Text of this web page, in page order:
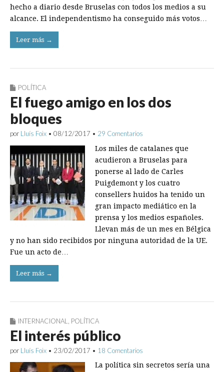
hecho a diario desde Bruselas con todos los medios a su
alcance. El independentismo ha conseguido más votos…
Leer más →
POLÍTICA
El fuego amigo en los dos
bloques
por Lluís Foix • 08/12/2017 • 29 Comentarios
Los miles de catalanes que
acudieron a Bruselas para
ponerse al lado de Carles
Puigdemont y los cuatro
consellers huidos ha tenido un
gran impacto mediático en la
prensa y los medios españoles.
Llevan más de un mes en Bélgica
y no han sido recibidos por ninguna autoridad de la UE.
Fue un acto de…
Leer más →
INTERNACIONAL POLÍTICA
El interés público
por Lluís Foix • 23/02/2017 • 18 Comentarios
La política sin secretos sería una